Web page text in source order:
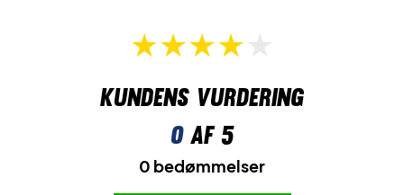
Kundens vurdering
0af 5
0 bedømmelser